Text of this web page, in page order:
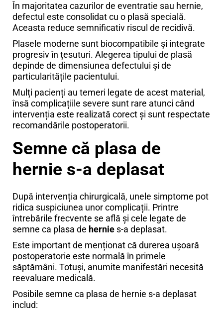
În majoritatea cazurilor de eventratie sau hernie,
defectul este consolidat cu o plasă specială.
Aceasta reduce semnificativ riscul de recidivă.
Plasele moderne sunt biocompatibile și integrate
progresiv în țesuturi. Alegerea tipului de plasă
depinde de dimensiunea defectului și de
particularitățile pacientului.
Mulți pacienți au temeri legate de acest material,
însă complicațiile severe sunt rare atunci când
intervenția este realizată corect și sunt respectate
recomandările postoperatorii.
Semne că plasa de
hernie s-a deplasat
După intervenția chirurgicală, unele simptome pot
ridica suspiciunea unor complicații. Printre
întrebările frecvente se află și cele legate de
semne ca plasa de hernie s-a deplasat.
Este important de menționat că durerea ușoară
postoperatorie este normală în primele
săptămâni. Totuși, anumite manifestări necesită
reevaluare medicală.
Posibile semne ca plasa de hernie s-a deplasat
includ: